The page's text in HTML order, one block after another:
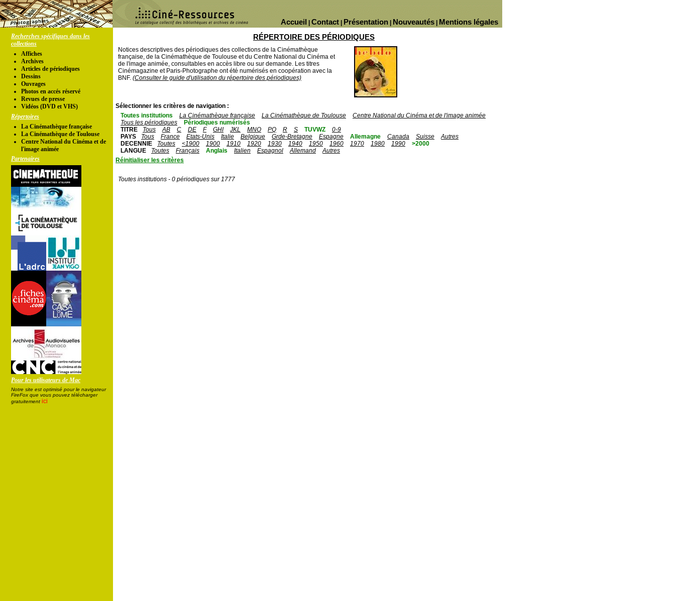
Mentions légales
Nouveautés
Présentation
Contact
Accueil
Recherches spécifiques dans les
collections
Affiches
Archives
Articles de périodiques
Dessins
Ouvrages
Photos en accés réservé
Revues de presse
Vidéos (DVD et VHS)
Répertoires
La Cinémathèque française
La Cinémathèque de Toulouse
Centre National du Cinéma et de
l'image animée
Partenaires
Pour les utilisateurs de Mac
Notre site est optimisé pour le navigateur
FireFox que vous pouvez télécharger
gratuitement ici
RÉPERTOIRE DES PÉRIODIQUES
Notices descriptives des périodiques des collections de la Cinémathèque
française, de la Cinémathèque de Toulouse et du Centre National du Cinéma et
de l'image animée, consultables en accès libre ou sur demande. Les titres
Cinémagazine et Paris-Photographe ont été numérisés en coopération avec la
BNF. (Consulter le guide d'utilisation du répertoire des périodiques)
Sélectionner les critères de navigation :
Toutes institutions
La Cinémathèque française La Cinémathèque de Toulouse
Centre National du Cinéma et de l'image animée
Tous les périodiques
Périodiques numérisés
TITRE
Tous AB C DE F GHI JKL MNO PQ R S TUVWZ
0-9
PAYS
Tous France Etats-Unis Italie Belgique Grde-Bretagne Espagne Allemagne Canada Suisse
Autres
DECENNIE
Toutes <1900 1900 1910 1920 1930 1940 1950 1960 1970 1980 1990
>2000
LANGUE
Toutes Français Anglais Italien Espagnol Allemand
Autres
Réinitialiser les critères
Toutes institutions - 0 périodiques sur 1777